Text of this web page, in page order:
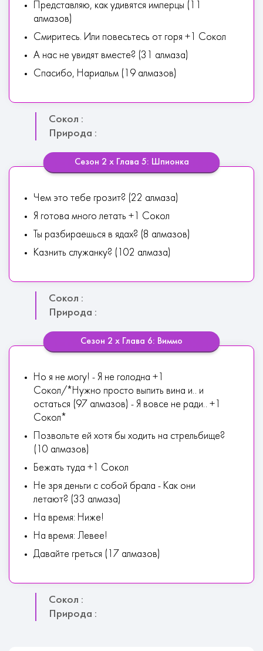
Представляю, как удивятся имперцы (11
алмазов)
Смиритесь. Или повесьтесь от горя +1 Сокол
А нас не увидят вместе? (31 алмаза)
Спасибо, Нариальм (19 алмазов)
Сокол :
Природа :
Сезон 2 х Глава 5: Шпионка
Чем это тебе грозит? (22 алмаза)
Я готова много летать +1 Сокол
Ты разбираешься в ядах? (8 алмазов)
Казнить служанку? (102 алмаза)
Сокол :
Природа :
Сезон 2 х Глава 6: Виммо
Но я не могу! - Я не голодна +1
Сокол/*Нужно просто выпить вина и.. и
остаться (97 алмазов) - Я вовсе не ради.. +1
Сокол*
Позвольте ей хотя бы ходить на стрельбище?
(10 алмазов)
Бежать туда +1 Сокол
Не зря деньги с собой брала - Как они
летают? (33 алмаза)
На время: Ниже!
На время: Левее!
Давайте греться (17 алмазов)
Сокол :
Природа :